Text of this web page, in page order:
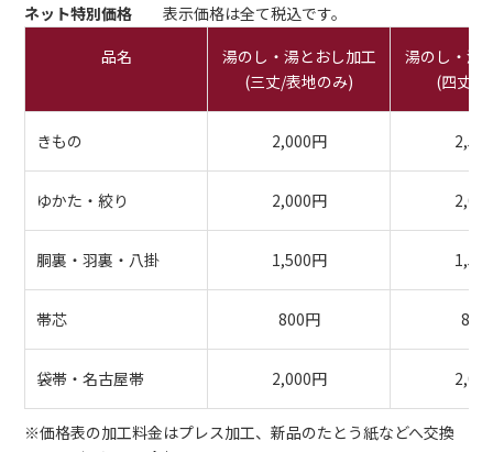
ネット特別価格 表示価格は全て税込です。
品名
湯のし・湯とおし加工
(三丈/表地のみ)
湯のし・湯
(四丈/
きもの 2,000円
ゆかた・絞り 2,000円
胴裏・羽裏・八掛 1,500円
帯芯 800円 800
袋帯・名古屋帯 2,000円
※価格表の加工料金はプレス加工、新品のたとう紙などへ交換